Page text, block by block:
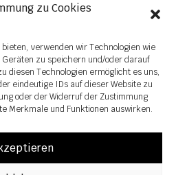
zu Cookies
verwenden wir Technologien wie
zu speichern und/oder darauf
diesen Technologien ermöglicht es uns,
eindeutige IDs auf dieser Website zu
oder der Widerruf der Zustimmung
Merkmale und Funktionen auswirken.